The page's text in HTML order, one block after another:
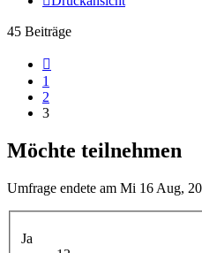
45 Beiträge
1
2
3
Möchte teilnehmen
Umfrage endete am Mi 16 Aug,
Ja